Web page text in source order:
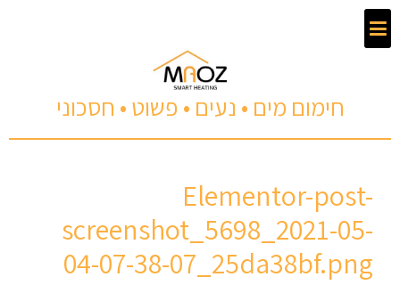
חימום מים • נעים • פשוט • חסכוני
Elementor-post-
screenshot_5698_2021-05-
04-07-38-07_25da38bf.png